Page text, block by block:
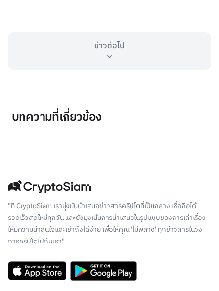
ข่าวต่อไป
บทความที่เกี่ยวข้อง
"ที่ CryptoSiam เรามุ่งมั่นนำเสนอข่าวสารคริปโตที่เป็นกลาง เชื่อถือได้
รวดเร็วสดใหม่ทุกวัน และยังมุ่งเน้นการนำเสนอในรูปแบบของการเล่าเรื่อง
ให้มีความน่าสนใจและเข้าถึงได้ง่าย เพื่อให้คุณ 'ไม่พลาด' ทุกข่าวสารในวง
การคริปโตไปกับเรา"